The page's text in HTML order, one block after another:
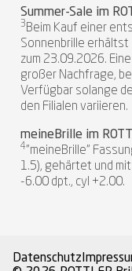
Summer-Sale im
3 Beim Kauf einer
Sonnenbrille erhältst
zum 23.09.2026.
großer Nachfrage,
Verfügbar solange
den Filialen variieren.
meineBrille im
4"meineBrille"
1.5), gehärtet und
-6.00 dpt., cyl +2.00.
Datenschutz